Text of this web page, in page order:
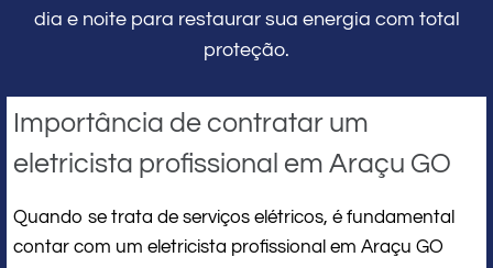
dia e noite para restaurar sua energia com total
proteção.
Importância de contratar um
eletricista profissional em Araçu GO
Quando se trata de serviços elétricos, é fundamental
contar com um eletricista profissional em Araçu GO